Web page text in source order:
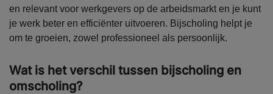
en relevant voor werkgevers op de arbeidsmarkt en je kunt
je werk beter en efficiënter uitvoeren. Bijscholing helpt je
om te groeien, zowel professioneel als persoonlijk.
Wat is het verschil tussen bijscholing en
omscholing?